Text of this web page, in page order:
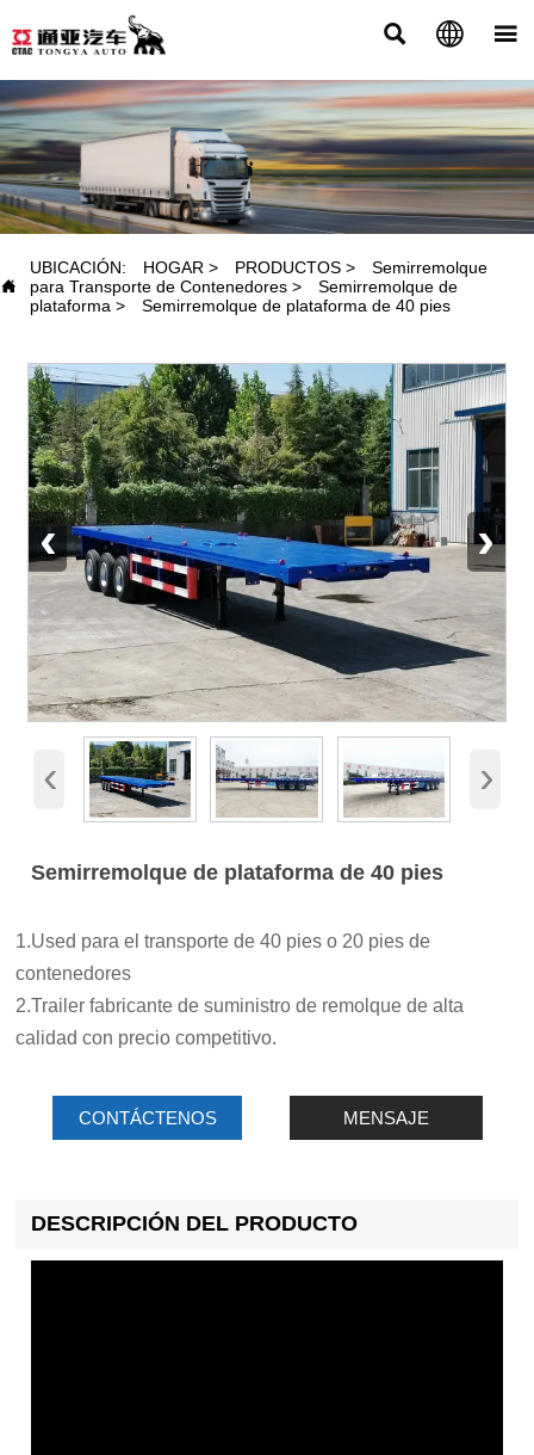
  
PRODUCTOS

UBICACIÓN: HOGAR > PRODUCTOS >
Semirremolque
para Transporte de Contenedores >
Semirremolque de
plataforma > Semirremolque de plataforma de 40 pies
‹ ›
‹ ›
Semirremolque de plataforma de 40 pies
1.Used para el transporte de 40 pies o 20 pies de
contenedores
2.Trailer fabricante de suministro de remolque de alta
calidad con precio competitivo.
CONTÁCTENOS MENSAJE
DESCRIPCIÓN DEL PRODUCTO